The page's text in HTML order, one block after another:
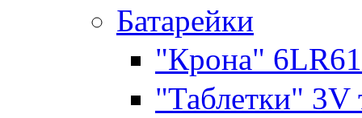
Батарейки
"Крона"
"Таблетки" 3V